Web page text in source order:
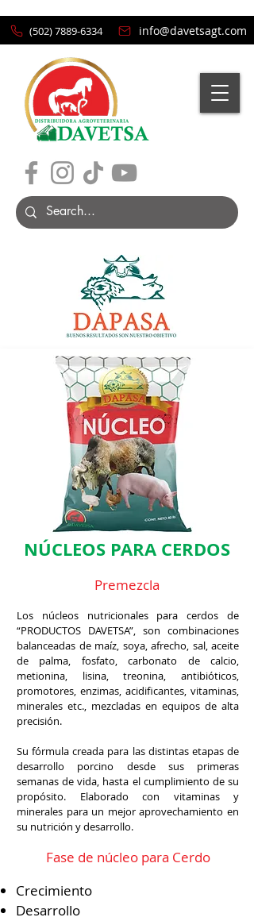
(502) 7889-6334 info@davetsagt.com
NÚCLEOS PARA CERDOS
Premezcla
Los núcleos nutricionales para cerdos de
“PRODUCTOS DAVETSA”, son combinaciones
balanceadas de maíz, soya, afrecho, sal, aceite
de palma, fosfato, carbonato de calcio,
metionina, lisina, treonina, antibióticos,
promotores, enzimas, acidificantes, vitaminas,
minerales etc., mezcladas en equipos de alta
precisión.
Su fórmula creada para las distintas etapas de
desarrollo porcino desde sus primeras
semanas de vida, hasta el cumplimiento de su
propósito. Elaborado con vitaminas y
minerales para un mejor aprovechamiento en
su nutrición y desarrollo.
Fase de núcleo para Cerdo
Crecimiento
Desarrollo